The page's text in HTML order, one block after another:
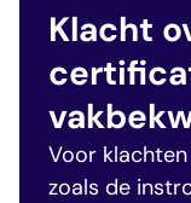
Klacht
Voor
zoals de